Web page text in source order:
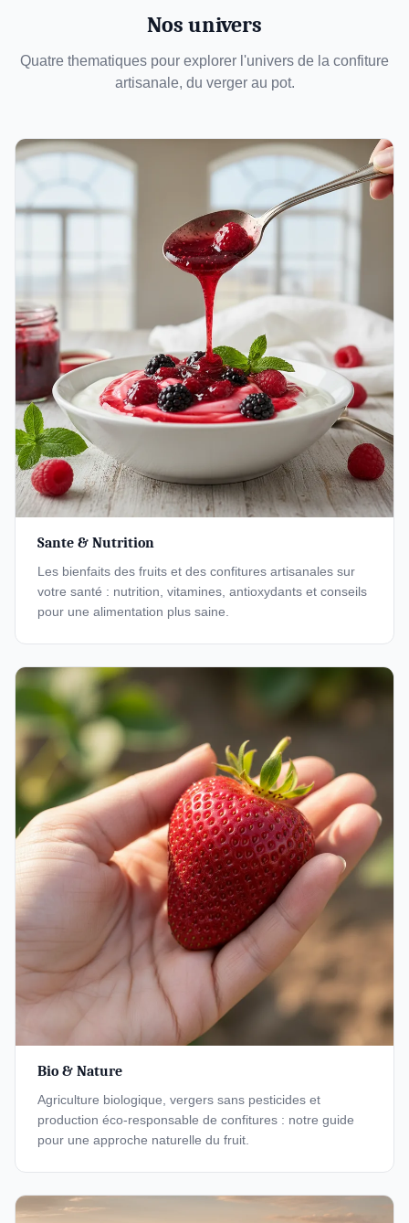
Nos univers
Quatre thematiques pour explorer l'univers de la confiture
artisanale, du verger au pot.
Sante & Nutrition
Les bienfaits des fruits et des confitures artisanales sur
votre santé : nutrition, vitamines, antioxydants et conseils
pour une alimentation plus saine.
Bio & Nature
Agriculture biologique, vergers sans pesticides et
production éco-responsable de confitures : notre guide
pour une approche naturelle du fruit.